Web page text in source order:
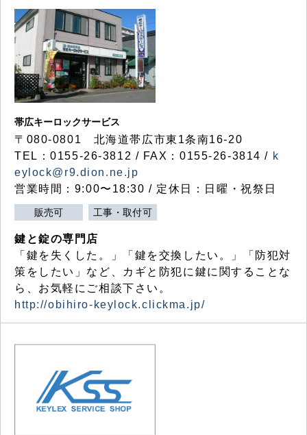
帯広キーロックサービス
〒080-0801 北海道帯広市東1条南16-20
TEL：0155-26-3812 / FAX：0155-26-3814 / k
eylock@r9.dion.ne.jp
営業時間：9:00〜18:30 / 定休日：日曜・祝祭日
販売可 工事・取付可
鍵と錠の専門店
「鍵を失くした。」「鍵を交換したい。」「防犯対
策をしたい」など、カギと防犯に鍵に関することな
ら、お気軽にご相談下さい。
http://obihiro-keylock.clickma.jp/